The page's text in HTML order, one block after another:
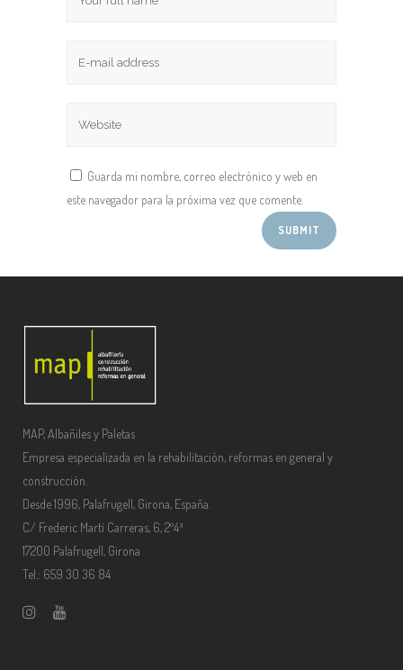
Guarda mi nombre, correo electrónico y web en
este navegador para la próxima vez que comente.
MAP, Albañiles y Paletas
Empresa especializada en la rehabilitación, reformas en general y
construcción.
Desde 1996, Palafrugell, Girona, España.
C/ Frederic Martí Carreras, 6, 2º4ª
17200 Palafrugell, Girona
Tel.: 659 30 36 84